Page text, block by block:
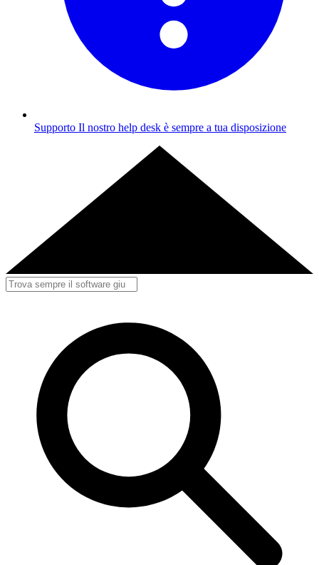
Supporto Il nostro help desk è sempre a tua disposizione